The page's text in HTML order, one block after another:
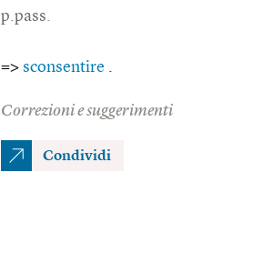
p.pass.
=> sconsentire .
Correzioni e suggerimenti
Condividi